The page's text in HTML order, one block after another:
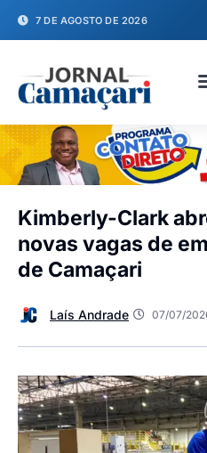
7 DE AGOSTO DE 2026
Kimberly-Clark
novas vagas de
de Camaçari
Laís Andrade 07/07/